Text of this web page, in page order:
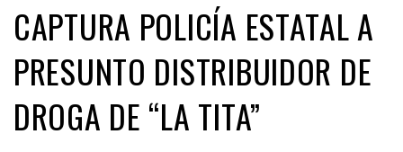
CAPTURA POLICÍA ESTATAL A
PRESUNTO DISTRIBUIDOR DE
DROGA DE “LA TITA”